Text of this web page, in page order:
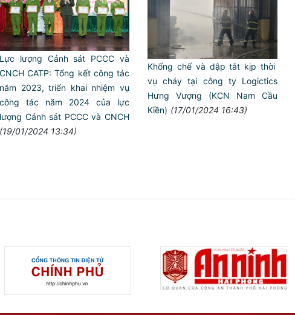
Lực lượng Cảnh sát PCCC và
CNCH CATP: Tổng kết công tác
năm 2023, triển khai nhiệm vụ
công tác năm 2024 của lực
lượng Cảnh sát PCCC và CNCH
(19/01/2024 13:34)
Khống chế và dập tắt kịp thời
vụ cháy tại công ty Logictics
Hưng Vượng (KCN Nam Cầu
Kiền) (17/01/2024 16:43)